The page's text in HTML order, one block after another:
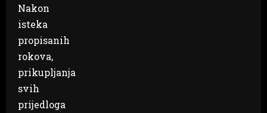
Nakon
isteka
propisanih
rokova,
prikupljanja
svih
prijedloga